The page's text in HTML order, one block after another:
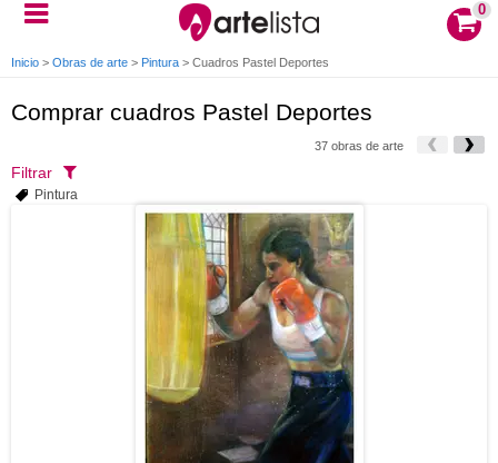
0
Inicio > Obras de arte > Pintura > Cuadros Pastel Deportes
Comprar cuadros Pastel Deportes
37 obras de arte
Filtrar
Pintura